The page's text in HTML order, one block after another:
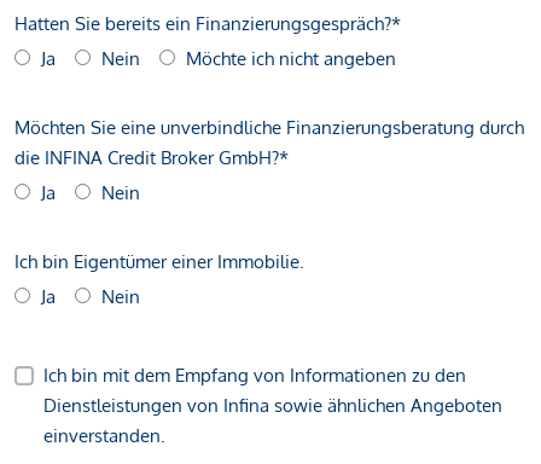
Hatten Sie bereits ein Finanzierungsgespräch?*
Ja
Nein Möchte ich nicht angeben
Möchten Sie eine unverbindliche Finanzierungsberatung durch
die INFINA Credit Broker GmbH?*
Ja
Nein
Ich bin Eigentümer einer Immobilie.
Ja
Nein
Ich bin mit dem Empfang von Informationen zu den
Dienstleistungen von Infina sowie ähnlichen Angeboten
einverstanden.